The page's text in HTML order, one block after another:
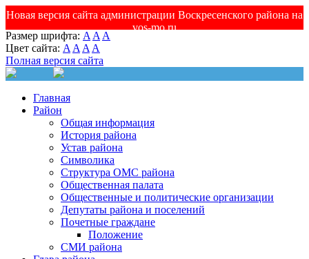
Новая версия сайта администрации Воскресенского района на
vos-mo.ru
Размер шрифта: A A A
Цвет сайта: A A A A
Полная версия сайта
Главная
Район
Общая информация
История района
Устав района
Символика
Структура ОМС района
Общественная палата
Общественные и политические организации
Депутаты района и поселений
Почетные граждане
Положение
СМИ района